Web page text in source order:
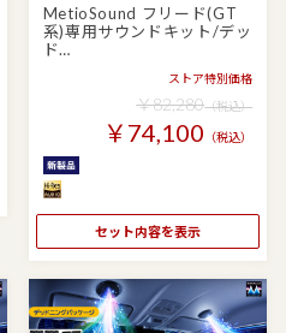
MetioSound フリード(GT
系)専用サウンドキット/デッ
ド…
ストア特別価格
￥82,280（税込）
￥74,100 （税込）
セット内容を表示